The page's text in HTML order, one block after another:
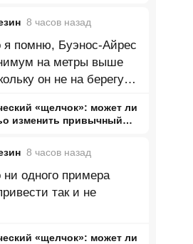
8 часов назад
я помню, Буэнос-Айрес
на метры выше
он не на берегу
«щелчок»: может ли
изменить привычный
8 часов назад
ни одного примера
так и не
«щелчок»: может ли